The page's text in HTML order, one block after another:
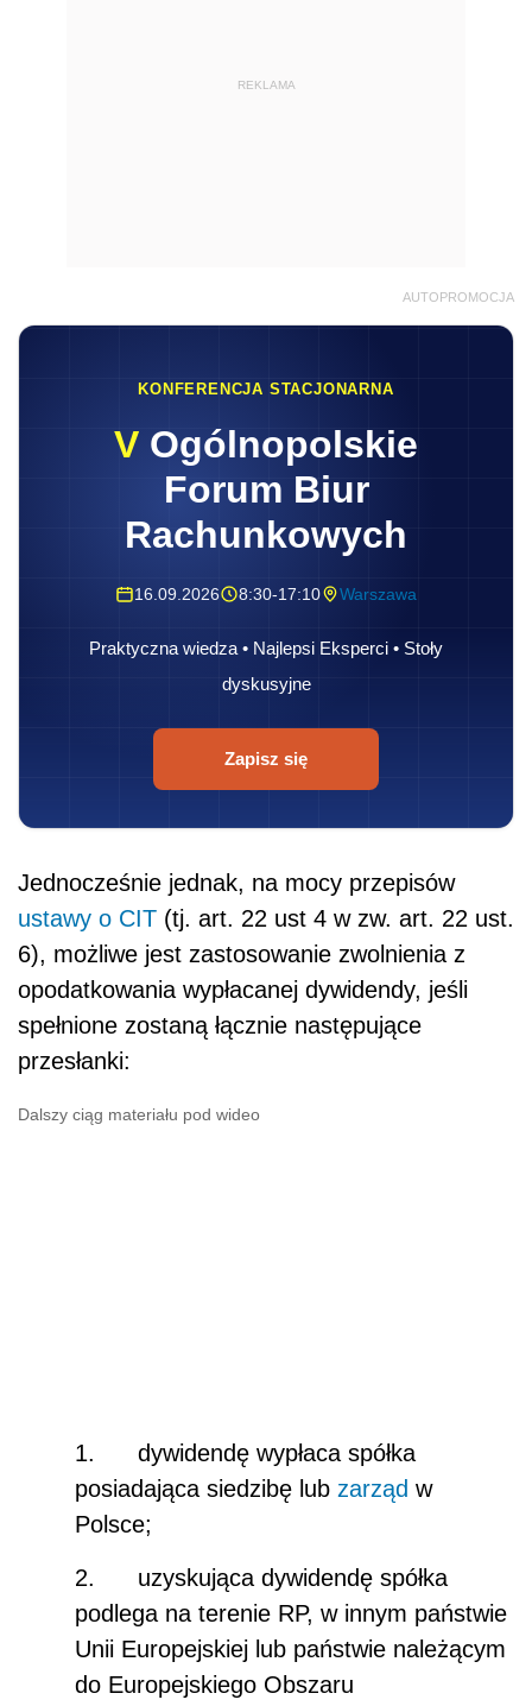
REKLAMA
AUTOPROMOCJA
KONFERENCJA STACJONARNA
V Ogólnopolskie
Forum Biur
Rachunkowych
16.09.2026 8:30-17:10 Warszawa
Praktyczna wiedza • Najlepsi Eksperci • Stoły
dyskusyjne
Zapisz się
Jednocześnie jednak, na mocy przepisów
ustawy o CIT (tj. art. 22 ust 4 w zw. art. 22 ust.
6), możliwe jest zastosowanie zwolnienia z
opodatkowania wypłacanej dywidendy, jeśli
spełnione zostaną łącznie następujące
przesłanki:
Dalszy ciąg materiału pod wideo
1. dywidendę wypłaca spółka
posiadająca siedzibę lub zarząd w
Polsce;
2. uzyskująca dywidendę spółka
podlega na terenie RP, w innym państwie
Unii Europejskiej lub państwie należącym
do Europejskiego Obszaru